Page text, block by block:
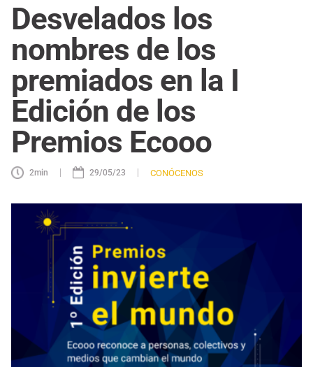
Desvelados los
nombres de los
premiados en la I
Edición de los
Premios Ecooo
2min | 29/05/23 | CONÓCENOS